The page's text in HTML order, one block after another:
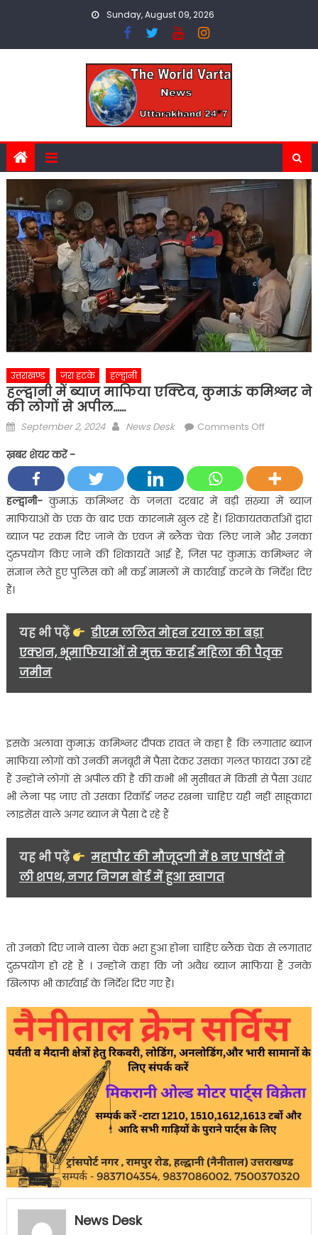
Sunday, August 09, 2026
उत्तराखण्ड ज़रा हटके हल्द्वानी
हल्द्वानी में ब्याज माफिया एक्टिव, कुमाऊं कमिश्नर ने
की लोगों से अपील……
Posted
September 2, 2024 Author
News Desk Comments Offon
ब्याज
माफिया
एक्टिव,
कुमाऊं
कमिश्नर
ने
की
ख़बर शेयर करें -
हल्द्वानी-कुमाऊं कमिश्नर के जनता दरबार में बड़ी संख्या में ब्याज
माफियाओं के एक के बाद एक कारनामे खुल रहे हैं। शिकायतकर्ताओं द्वारा
ब्याज पर रकम दिए जाने के एवज में ब्लैंक चेक लिए जाने और उनका
दुरुपयोग किए जाने की शिकायतें आई हैं, जिस पर कुमाऊं कमिश्नर ने
संज्ञान लेते हुए पुलिस को भी कई मामलों में कार्रवाई करने के निर्देश दिए
हैं।
यह भी पढ़ें
डीएम ललित मोहन रयाल का बड़ा
एक्शन, भूमाफियाओं से मुक्त कराई महिला की पैतृक
जमीन
इसके अलावा कुमाऊं कमिश्नर दीपक रावत ने कहा है कि लगातार ब्याज
माफिया लोगों को उनकी मजबूरी में पैसा देकर उसका गलत फायदा उठा रहे
हैं उन्होंने लोगों से अपील की है की कभी भी मुसीबत में किसी से पैसा उधार
भी लेना पड़ जाए तो उसका रिकॉर्ड जरूर रखना चाहिए यही नहीं साहूकारा
लाइसेंस वाले अगर ब्याज में पैसा दे रहे हैं
यह भी पढ़ें
महापौर की मौजूदगी में 8 नए पार्षदों ने
ली शपथ, नगर निगम बोर्ड में हुआ स्वागत
तो उनको दिए जाने वाला चेक भरा हुआ होना चाहिए ब्लैंक चेक से लगातार
दुरुपयोग हो रहे हैं । उन्होंने कहा कि जो अवैध ब्याज माफिया हैं उनके
खिलाफ भी कार्रवाई के निर्देश दिए गए हैं।
News Desk